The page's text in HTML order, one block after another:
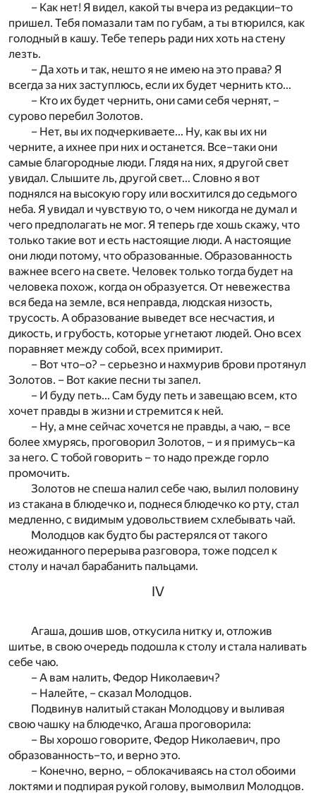
– Как нет! Я видел, какой ты вчера из редакции–то
пришел. Тебя помазали там по губам, а ты втюрился, как
голодный в кашу. Тебе теперь ради них хоть на стену
лезть.
– Да хоть и так, нешто я не имею на это права? Я
всегда за них заступлюсь, если их будет чернить кто...
– Кто их будет чернить, они сами себя чернят, –
сурово перебил Золотов.
– Нет, вы их подчеркиваете... Ну, как вы их ни
черните, а ихнее при них и останется. Все–таки они
самые благородные люди. Глядя на них, я другой свет
увидал. Слышите ль, другой свет... Словно я вот
поднялся на высокую гору или восхитился до седьмого
неба. Я увидал и чувствую то, о чем никогда не думал и
чего предполагать не мог. Я теперь где хошь скажу, что
только такие вот и есть настоящие люди. А настоящие
они люди потому, что образованные. Образованность
важнее всего на свете. Человек только тогда будет на
человека похож, когда он образуется. От невежества
вся беда на земле, вся неправда, людская низость,
трусость. А образование выведет все несчастия, и
дикость, и грубость, которые угнетают людей. Оно всех
поравняет между собой, всех примирит.
– Вот что–о? – серьезно и нахмурив брови протянул
Золотов. – Вот какие песни ты запел.
– И буду петь... Сам буду петь и завещаю всем, кто
хочет правды в жизни и стремится к ней.
– Ну, а мне сейчас хочется не правды, а чаю, – все
более хмурясь, проговорил Золотов, – и я примусь–ка
за него. С тобой говорить – то надо прежде горло
промочить.
Золотов не спеша налил себе чаю, вылил половину
из стакана в блюдечко и, поднеся блюдечко ко рту, стал
медленно, с видимым удовольствием схлебывать чай.
Молодцов как будто бы растерялся от такого
неожиданного перерыва разговора, тоже подсел к
столу и начал барабанить пальцами.
IV
Агаша, дошив шов, откусила нитку и, отложив
шитье, в свою очередь подошла к столу и стала наливать
себе чаю.
– А вам налить, Федор Николаевич?
– Налейте, – сказал Молодцов.
Подвинув налитый стакан Молодцову и выливая
свою чашку на блюдечко, Агаша проговорила:
– Вы хорошо говорите, Федор Николаевич, про
образованность–то, и верно это.
– Конечно, верно, – облокачиваясь на стол обоими
локтями и подпирая рукой голову, вымолвил Молодцов.